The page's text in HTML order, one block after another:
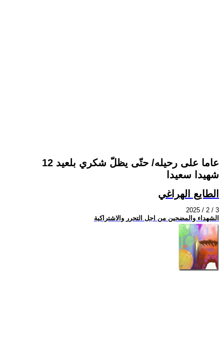
12 عاما على رحيله/ حتّى يظلّ شكري بلعيد
شهيدا سعيدا
الطايع الهراغي
2025 / 2 / 3
الشهداء والمضحين من اجل التحرر والاشتراكية